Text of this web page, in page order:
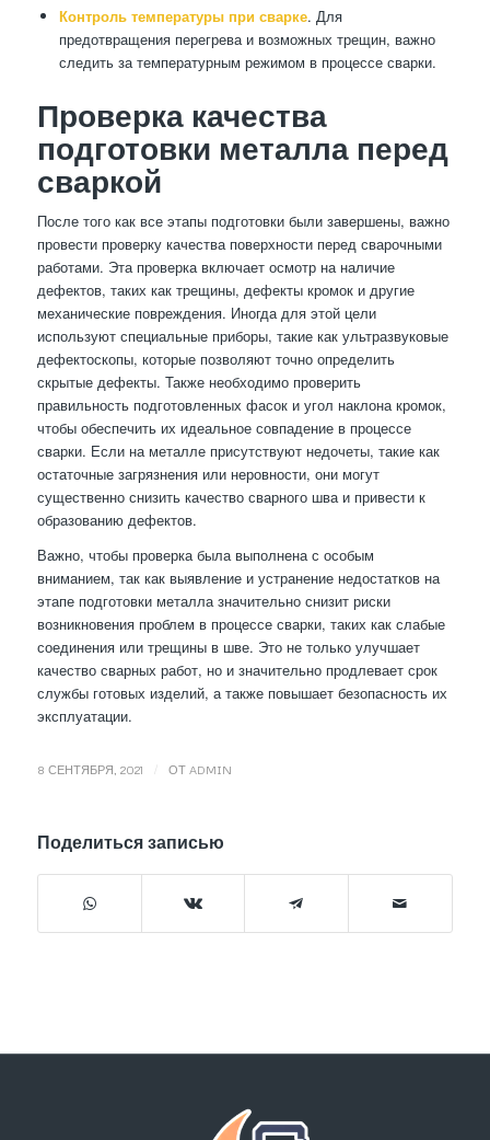
Контроль температуры при сварке. Для
предотвращения перегрева и возможных трещин, важно
следить за температурным режимом в процессе сварки.
Проверка качества
подготовки металла перед
сваркой
После того как все этапы подготовки были завершены, важно
провести проверку качества поверхности перед сварочными
работами. Эта проверка включает осмотр на наличие
дефектов, таких как трещины, дефекты кромок и другие
механические повреждения. Иногда для этой цели
используют специальные приборы, такие как ультразвуковые
дефектоскопы, которые позволяют точно определить
скрытые дефекты. Также необходимо проверить
правильность подготовленных фасок и угол наклона кромок,
чтобы обеспечить их идеальное совпадение в процессе
сварки. Если на металле присутствуют недочеты, такие как
остаточные загрязнения или неровности, они могут
существенно снизить качество сварного шва и привести к
образованию дефектов.
Важно, чтобы проверка была выполнена с особым
вниманием, так как выявление и устранение недостатков на
этапе подготовки металла значительно снизит риски
возникновения проблем в процессе сварки, таких как слабые
соединения или трещины в шве. Это не только улучшает
качество сварных работ, но и значительно продлевает срок
службы готовых изделий, а также повышает безопасность их
эксплуатации.
8 СЕНТЯБРЯ, 2021 ОТ ADMIN
Поделиться записью